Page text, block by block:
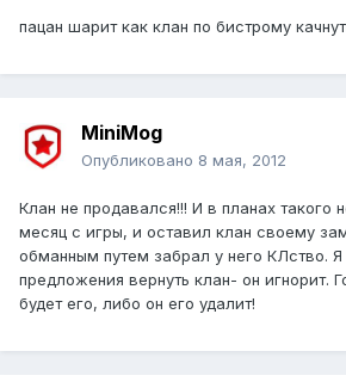
пацан шарит как клан по бистрому
MiniMog
Опубликовано 8 мая, 2012
Клан не продавался!!! И в планах такого
месяц с игры, и оставил клан своему
обманным путем забрал у него КЛство. Я
предложения вернуть клан- он игнорит.
будет его, либо он его удалит!